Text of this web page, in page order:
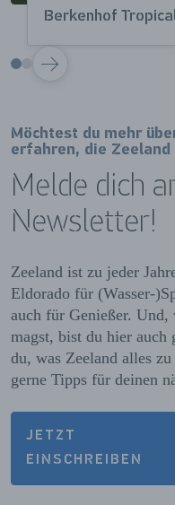
Berkenhof
VOLGENDE
Möchtest du mehr
erfahren, die
Melde dich
Newsletter!
Zeeland ist zu jeder
Eldorado für (Wasser-
auch für Genießer. Und,
magst, bist du hier
du, was Zeeland alles
gerne Tipps für deinen
JETZT
EINSCHREIBEN